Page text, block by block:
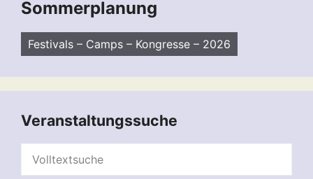
Sommerplanung
Festivals – Camps – Kongresse – 2026
Veranstaltungssuche